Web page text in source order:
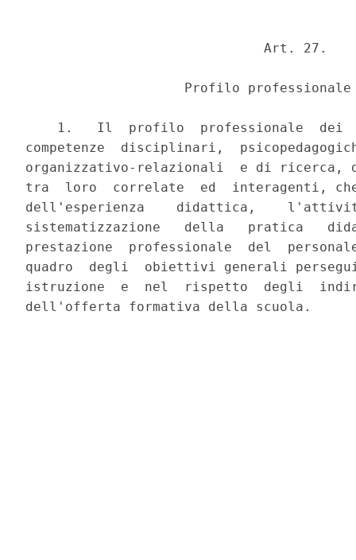
                              Art. 27.
Profilo professionale
1.   Il  profilo  professionale  dei
competenze  disciplinari,
organizzativo-relazionali  e di ricerca,
tra  loro  correlate  ed  interagenti, che
dell'esperienza    didattica,
sistematizzazione   della   pratica
prestazione  professionale  del
quadro  degli  obiettivi generali
istruzione  e  nel  rispetto  degli